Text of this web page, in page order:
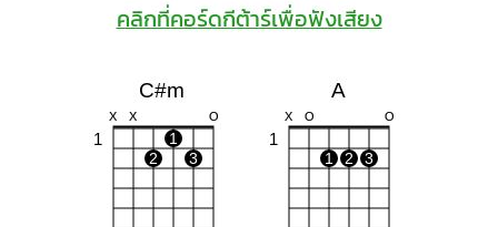
คลิกที่คอร์ดกีต้าร์เพื่อฟังเสียง
C#m
X X O
1
1
2
3
A
X O O
1
1 2 3